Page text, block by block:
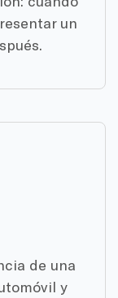
un
de una
y